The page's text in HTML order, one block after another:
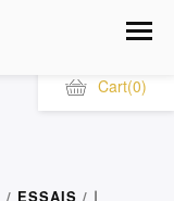
Cart(0)
/ ESSAIS / ا